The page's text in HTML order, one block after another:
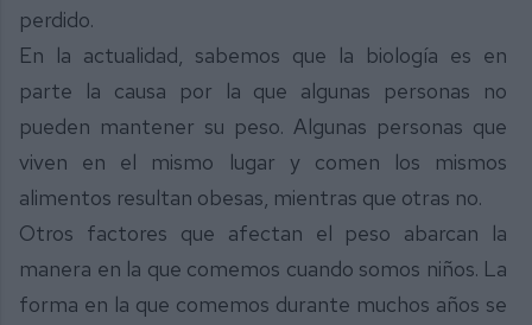
perdido.
En la actualidad, sabemos que la biología es en
parte la causa por la que algunas personas no
pueden mantener su peso. Algunas personas que
viven en el mismo lugar y comen los mismos
alimentos resultan obesas, mientras que otras no.
Otros factores que afectan el peso abarcan la
manera en la que comemos cuando somos niños. La
forma en la que comemos durante muchos años se